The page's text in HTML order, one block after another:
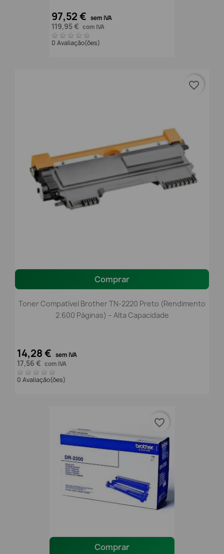
97,52 € sem IVA
119,95 € com IVA
0 Avaliação(ões)
Comprar
Toner Compatível Brother TN-2220 Preto (Rendimento
2.600 Páginas) – Alta Capacidade
14,28 € sem IVA
17,56 € com IVA
0 Avaliação(ões)
favorite_border
Comprar
favorite_border